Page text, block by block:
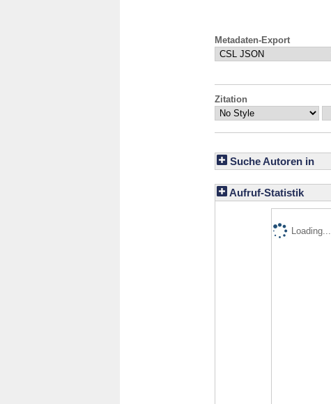
Metadaten-Export
Zitation
Suche Autoren in
Aufruf-Statistik
Loading...